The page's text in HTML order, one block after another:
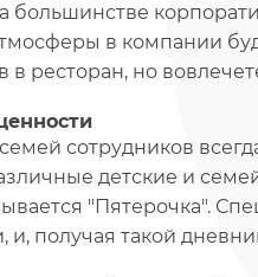
большинстве
в компании
в ресторан, но
сотрудников
детские и
"Пятерочка".
и, получая такой